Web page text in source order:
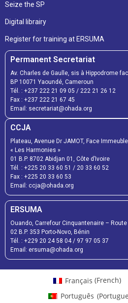
Seize the SP
Digital librairy
Register for training at ERSUMA
Permanent Secretariat
Av. Charles de Gaulle, sis à Hippodrome
BP 10071 Yaoundé, Cameroun
Tél. : +237 222 21 09 05 / 222 21 26 12
Fax : +237 222 21 67 45
Email: secretariat@ohada.org
CCJA
Plateau, Avenue Dr JAMOT, Face Immeuble
« Les Harmonies »
01 B.P. 8702 Abidjan 01, Côte d’Ivoire
Tél. : +225 20 33 60 51 / 20 33 60 52
Fax : +225 20 33 60 53
Email: ccja@ohada.org
ERSUMA
Ouando, Carrefour Cinquantenaire – Route
02 B.P. 353 Porto-Novo, Bénin
Tél. : +229 20 24 58 04/ 97 97 05 37
Email: ersuma@ohada.org
Français (French)
Português (